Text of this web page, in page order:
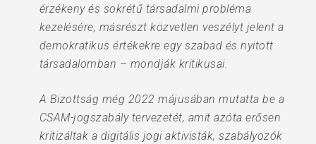
érzékeny és sokrétű társadalmi probléma
kezelésére, másrészt közvetlen veszélyt jelent a
demokratikus értékekre egy szabad és nyitott
társadalomban – mondják kritikusai.
A Bizottság még 2022 májusában mutatta be a
CSAM-jogszabály tervezetét, amit azóta erősen
kritizáltak a digitális jogi aktivisták, szabályozók